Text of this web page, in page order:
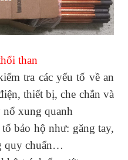
than
tra các yếu tố về an
thiết bị, che chắn và
nổ xung quanh
bảo hộ như: găng tay,
quy chuẩn…